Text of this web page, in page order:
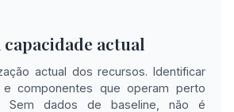
actual
actual dos recursos. Identificar
e componentes que operam perto
Sem dados de baseline, não é